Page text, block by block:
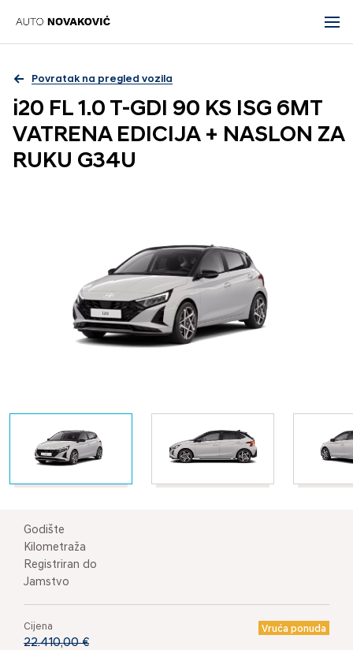
Povratak na pregled vozila
i20 FL 1.0 T-GDI 90 KS ISG 6MT
VATRENA EDICIJA + NASLON ZA
RUKU G34U
Godište
Kilometraža
Registriran do
Jamstvo
Cijena Vruća ponuda
22.410,00 €